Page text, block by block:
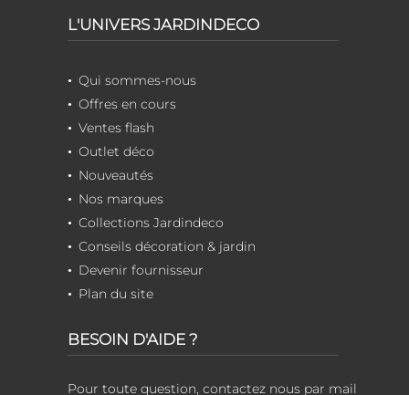
L'UNIVERS JARDINDECO
Qui sommes-nous
Offres en cours
Ventes flash
Outlet déco
Nouveautés
Nos marques
Collections Jardindeco
Conseils décoration & jardin
Devenir fournisseur
Plan du site
BESOIN D'AIDE ?
Pour toute question, contactez nous par mail